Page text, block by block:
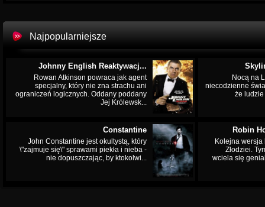
Najpopularniejsze
Johnny English Reaktywacj...
Rowan Atkinson powraca jak agent
specjalny, który nie zna strachu ani
ograniczeń logicznych. Oddany poddany
Jej Królewsk...
Nocą na
niecodzienne
że
Constantine
John Constantine jest okultystą, który
\"zajmuje się\" sprawami piekła i nieba -
nie dopuszczając, by ktokolwi...
Robin
Kolejna wersja
Złodziei.
wciela się